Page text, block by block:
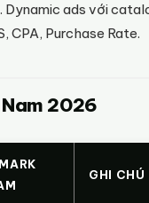
Dynamic ads với
CPA, Purchase Rate.
2026
GHI CHÚ